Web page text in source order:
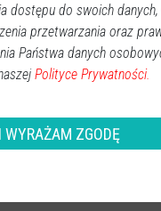
walczyć
Olszewo-Borki
i
dostępu do swoich
przetwarzania oraz
Państwa danych
Polityce Prywatności.
WYRAŻAM ZGODĘ